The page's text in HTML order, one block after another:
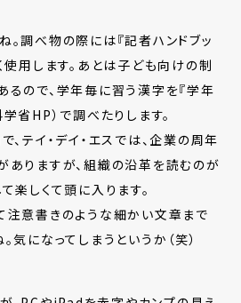
調べ物の際には『記者ハンドブッ
使用します。あとは子ども向けの制
ので、学年毎に習う漢字を『学年
学省HP）で調べたりします。
、テイ・デイ・エスでは、企業の周年
ありますが、組織の沿革を読むのが
楽しくて頭に入ります。
注意書きのような細かい文章まで
気になってしまうというか（笑）